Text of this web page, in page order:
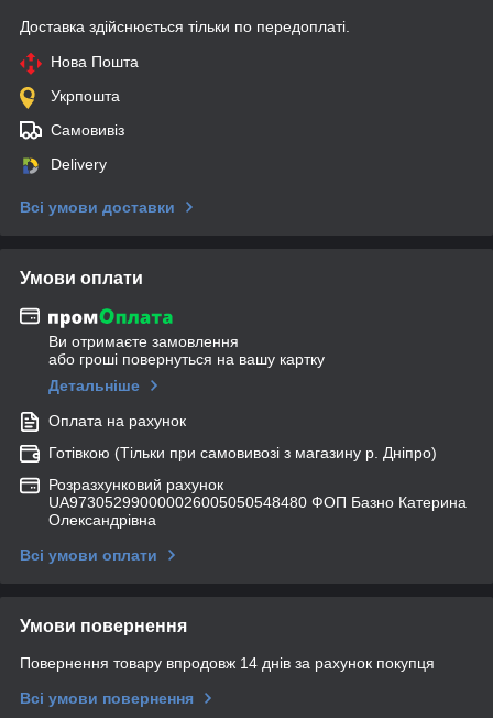
Доставка здійснюється тільки по передоплаті.
Нова Пошта
Укрпошта
Самовивіз
Delivery
Всі умови доставки
Умови оплати
Ви отримаєте замовлення
або гроші повернуться на вашу картку
Детальніше
Оплата на рахунок
Готівкою (Тільки при самовивозі з магазину р. Дніпро)
Розразхунковий рахунок
UA973052990000026005050548480 ФОП Базно Катерина
Олександрівна
Всі умови оплати
Умови повернення
Повернення товару впродовж 14 днів за рахунок покупця
Всі умови повернення